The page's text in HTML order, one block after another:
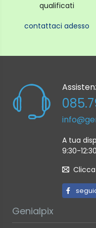
qualificati
contattaci adesso
A tua
9:30-
Genialpix